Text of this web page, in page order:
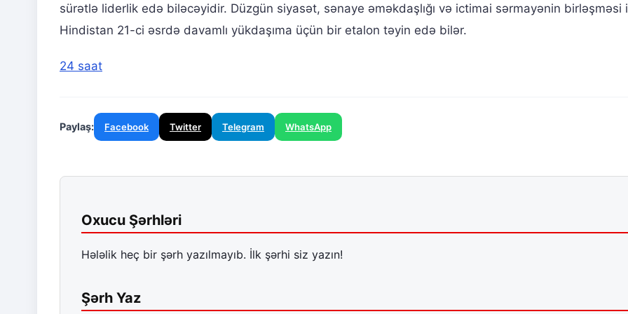
sürətlə liderlik edə biləcəyidir. Düzgün siyasət, sənaye əməkdaşlığı və ictimai sərmayənin birləşməsi
Hindistan 21-ci əsrdə davamlı yükdaşıma üçün bir etalon təyin edə bilər.
24 saat
Paylaş: Facebook Twitter Telegram WhatsApp
Oxucu Şərhləri
Hələlik heç bir şərh yazılmayıb. İlk şərhi siz yazın!
Şərh Yaz